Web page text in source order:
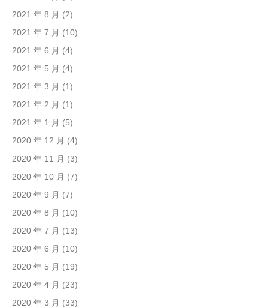
2021 年 8 月 (2)
2021 年 7 月 (10)
2021 年 6 月 (4)
2021 年 5 月 (4)
2021 年 3 月 (1)
2021 年 2 月 (1)
2021 年 1 月 (5)
2020 年 12 月 (4)
2020 年 11 月 (3)
2020 年 10 月 (7)
2020 年 9 月 (7)
2020 年 8 月 (10)
2020 年 7 月 (13)
2020 年 6 月 (10)
2020 年 5 月 (19)
2020 年 4 月 (23)
2020 年 3 月 (33)